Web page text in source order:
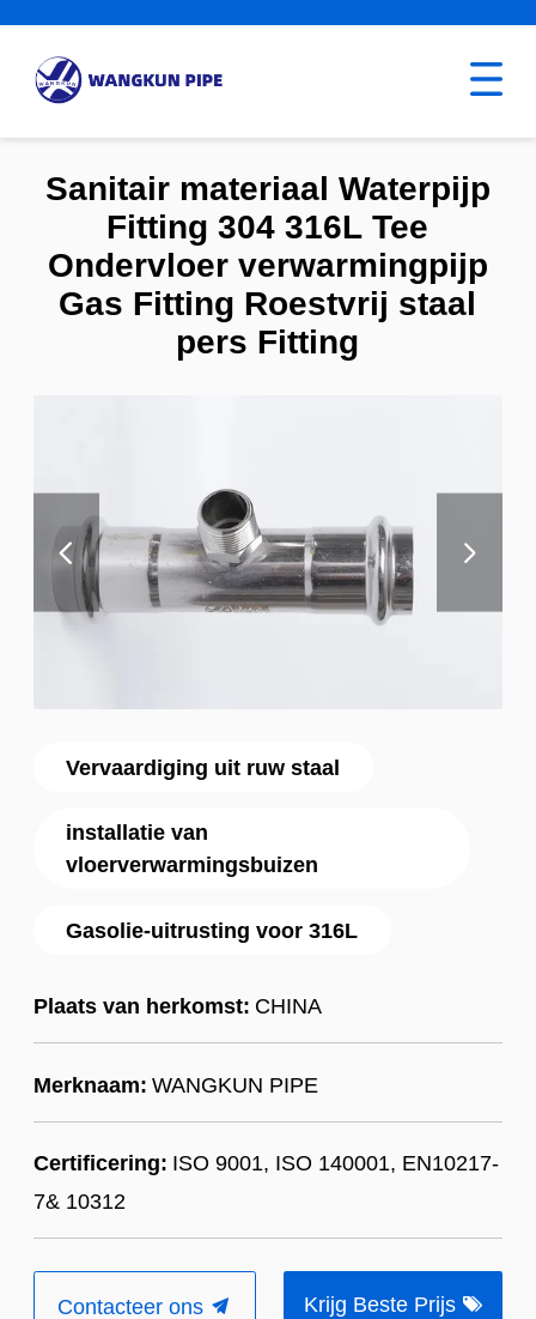
Vervaardiging uit ruw staal
installatie van
vloerverwarmingsbuizen
Gasolie-uitrusting voor 316L
Plaats van herkomst: CHINA
Merknaam: WANGKUN PIPE
Certificering: ISO 9001, ISO 140001, EN10217-
7& 10312
Contacteer ons Krijg Beste Prijs
Sanitair materiaal Waterpijp
Fitting 304 316L Tee
Ondervloer verwarmingpijp
Gas Fitting Roestvrij staal
pers Fitting